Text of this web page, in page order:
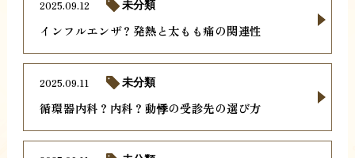
インフルエンザ？発熱と太もも痛の関連性
2025.09.12 未分類
循環器内科？内科？動悸の受診先の選び方
2025.09.11 未分類